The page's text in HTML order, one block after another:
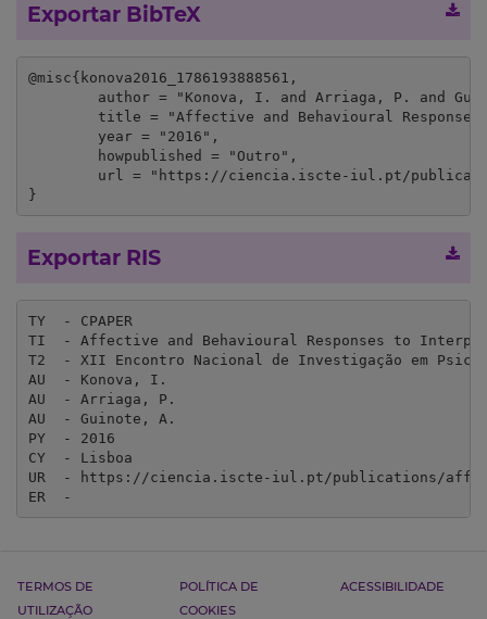
Exportar BibTeX
@misc{konova2016_1786193888561,
}
Exportar RIS
TY  - CPAPER
TI  - Affective and Behavioural Responses to
T2  - XII Encontro Nacional de Investigação em
AU  - Konova, I.
AU  - Arriaga, P.
AU  - Guinote, A.
PY  - 2016
CY  - Lisboa
UR  - https://ciencia.iscte-iul.pt/publications/
ER  -
TERMOS DE
UTILIZAÇÃO
POLÍTICA DE
COOKIES
ACESSIBILIDADE